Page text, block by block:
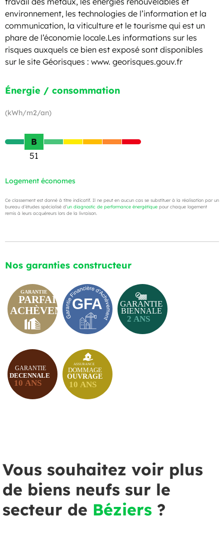
environnement, les technologies de l’information et la
communication, la viticulture et le tourisme qui est un
phare de l’économie locale.Les informations sur les
risques auxquels ce bien est exposé sont disponibles
sur le site Géorisques : www. georisques.gouv.fr
Énergie / consommation
(kWh/m2/an)
B
51
Logement économes
Ce classement est donné à titre indicatif. Il ne peut en aucun cas se substituer à la réalisation par un
bureau d’études spécialisé d’un diagnostic de performance énergétique pour chaque logement
remis à leurs acquéreurs lors de la livraison.
Nos garanties constructeur
Vous souhaitez voir plus
de biens neufs sur le
secteur de Béziers ?